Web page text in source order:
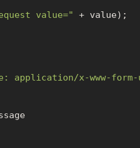
value=" + value);
application/x-www-form-